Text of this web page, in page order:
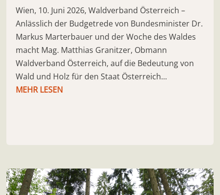
Wien, 10. Juni 2026, Waldverband Österreich –
Anlässlich der Budgetrede von Bundesminister Dr.
Markus Marterbauer und der Woche des Waldes
macht Mag. Matthias Granitzer, Obmann
Waldverband Österreich, auf die Bedeutung von
Wald und Holz für den Staat Österreich...
MEHR LESEN